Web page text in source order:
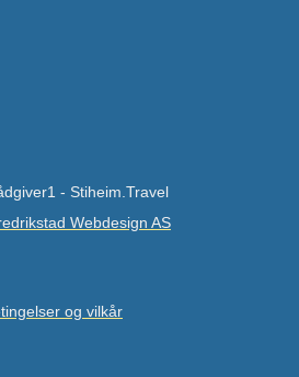
- Stiheim.Travel
Webdesign AS
og vilkår